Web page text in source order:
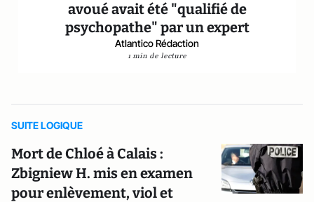
avoué avait été "qualifié de
psychopathe" par un expert
Atlantico Rédaction
1 min de lecture
SUITE LOGIQUE
Mort de Chloé à Calais :
Zbigniew H. mis en examen
pour enlèvement, viol et